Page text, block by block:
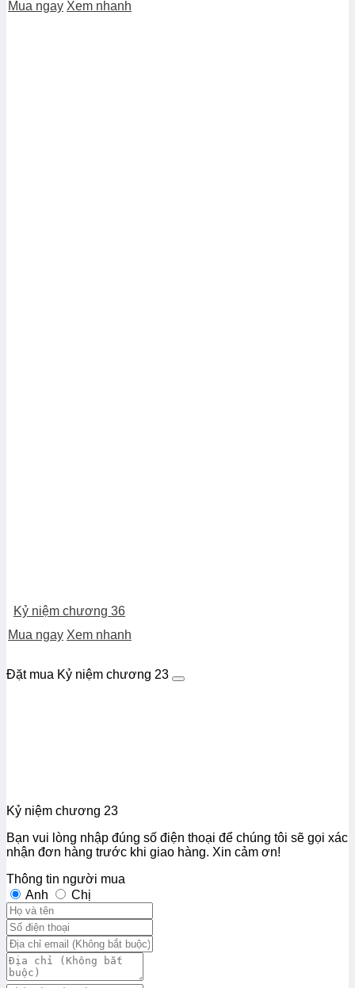
Mua ngay Xem nhanh
Kỷ niệm chương 36
Mua ngay Xem nhanh
Đặt mua Kỷ niệm chương 23
Kỷ niệm chương 23
Bạn vui lòng nhập đúng số điện thoại để chúng tôi sẽ gọi xác
nhận đơn hàng trước khi giao hàng. Xin cảm ơn!
Thông tin người mua
Anh
Chị